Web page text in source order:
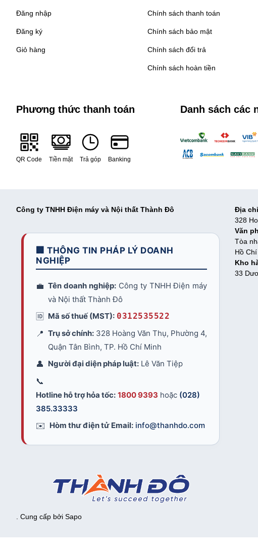
Đăng nhập
Đăng ký
Giỏ hàng
Chính sách thanh toán
Chính sách bảo mật
Chính sách đổi trả
Chính sách hoàn tiền
Phương thức thanh toán
QR Code Tiền mặt Trả góp Banking
Danh sách các
Công ty TNHH Điện máy và Nội thất Thành Đô
🏢 THÔNG TIN PHÁP LÝ DOANH
NGHIỆP
💼 Tên doanh nghiệp:Công ty TNHH Điện máy
và Nội thất Thành Đô
🆔 Mã số thuế (MST): 0312535522
📍 Trụ sở chính: 328 Hoàng Văn Thụ, Phường 4,
Quận Tân Bình, TP. Hồ Chí Minh
👤 Người đại diện pháp luật: Lê Văn Tiệp
📞
Hotline hỗ trợ hỏa tốc: 1800 9393 hoặc (028)
385.33333
✉️ Hòm thư điện tử Email: info@thanhdo.com
. Cung cấp bởi Sapo
Địa
328
Văn
Tòa
Hồ
Kho
33